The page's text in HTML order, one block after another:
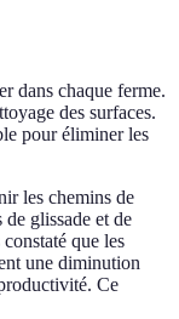
dans chaque ferme.
des surfaces.
pour éliminer les
les chemins de
glissade et de
que les
une diminution
Ce